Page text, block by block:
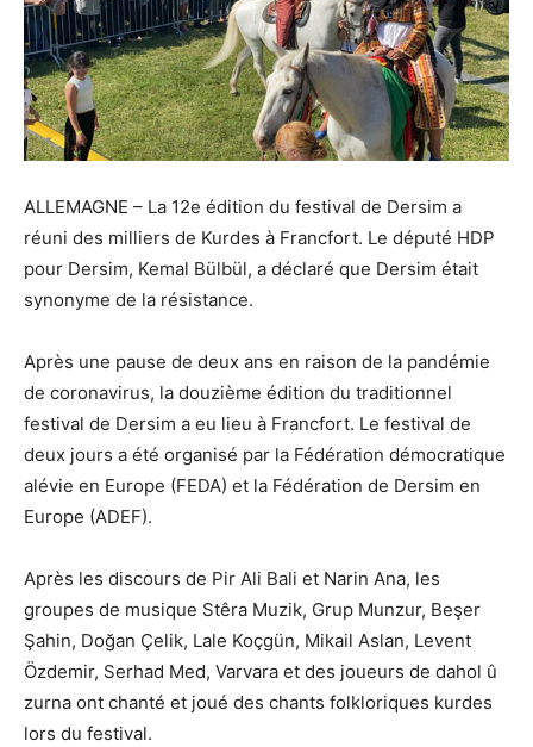
ALLEMAGNE – La 12e édition du festival de Dersim a
réuni des milliers de Kurdes à Francfort. Le député HDP
pour Dersim, Kemal Bülbül, a déclaré que Dersim était
synonyme de la résistance.
Après une pause de deux ans en raison de la pandémie
de coronavirus, la douzième édition du traditionnel
festival de Dersim a eu lieu à Francfort. Le festival de
deux jours a été organisé par la Fédération démocratique
alévie en Europe (FEDA) et la Fédération de Dersim en
Europe (ADEF).
Après les discours de Pir Ali Bali et Narin Ana, les
groupes de musique Stêra Muzik, Grup Munzur, Beşer
Şahin, Doğan Çelik, Lale Koçgün, Mikail Aslan, Levent
Özdemir, Serhad Med, Varvara et des joueurs de dahol û
zurna ont chanté et joué des chants folkloriques kurdes
lors du festival.